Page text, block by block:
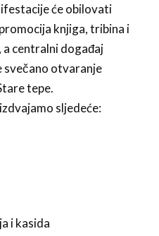
će obilovati
knjiga, tribina i
a centralni događaj
svečano otvaranje
tepe.
sljedeće:
i kasida